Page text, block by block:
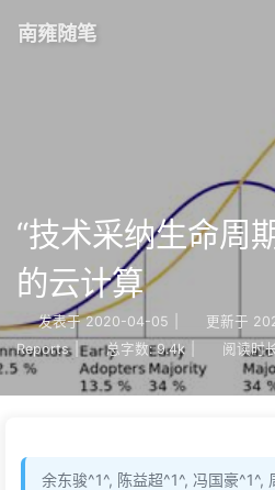
南雍随笔
“技术采纳生命周
的云计算
发表于 2020-04-05 更新于
Reports
总字数: 9.4k 阅读时
余东骏^1^, 陈益超^1^, 冯国豪^1^,